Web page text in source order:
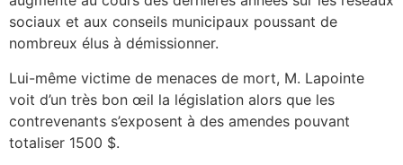
sociaux et aux conseils municipaux poussant de
nombreux élus à démissionner.
Lui-même victime de menaces de mort, M. Lapointe
voit d’un très bon œil la législation alors que les
contrevenants s’exposent à des amendes pouvant
totaliser 1500 $.